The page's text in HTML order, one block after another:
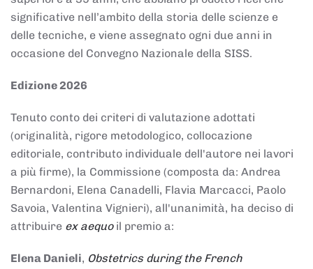
significative nell’ambito della storia delle scienze e
delle tecniche, e viene assegnato ogni due anni in
occasione del Convegno Nazionale della SISS.
Edizione 2026
Tenuto conto dei criteri di valutazione adottati
(originalità, rigore metodologico, collocazione
editoriale, contributo individuale dell'autore nei lavori
a più firme), la Commissione (composta da: Andrea
Bernardoni, Elena Canadelli, Flavia Marcacci, Paolo
Savoia, Valentina Vignieri), all'unanimità, ha deciso di
attribuire ex aequoil premio a:
Elena Danieli, Obstetrics during the French